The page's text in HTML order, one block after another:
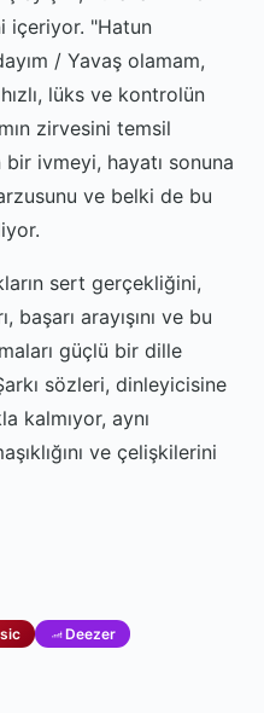
içeriyor. "Hatun
/ Yavaş olamam,
lüks ve kontrolün
zirvesini temsil
ivmeyi, hayatı sonuna
ve belki de bu
sert gerçekliğini,
başarı arayışını ve bu
güçlü bir dille
sözleri, dinleyicisine
kalmıyor, aynı
ve çelişkilerini
Deezer